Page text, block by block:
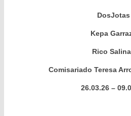
DosJotas
Kepa
Rico
Comisariado Teresa
26.03.26 –